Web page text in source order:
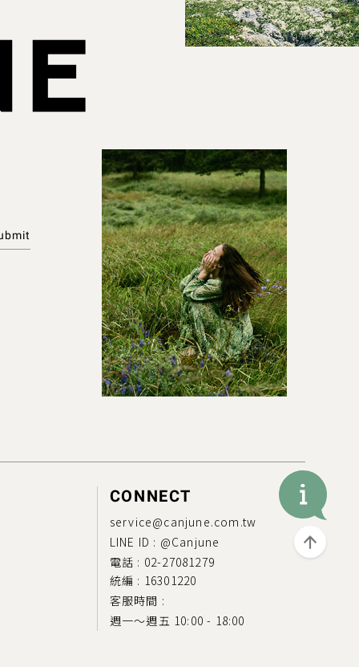
CONNECT
service@canjune.com.tw
LINE ID : @Canjune
電話 : 02-27081279
統編 : 16301220
客服時間 :
週一～週五 10:00 - 18:00